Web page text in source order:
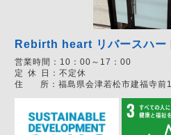
Rebirth heart リバースハー
営業時間： 10：00～17：00
定 休 日： 不定休
住
所： 福島県会津若松市建福寺